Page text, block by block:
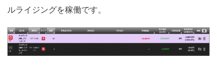
ルライジングを稼働です。